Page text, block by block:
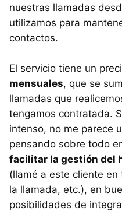
nuestras llamadas
utilizamos para
contactos.
El servicio tiene un
mensuales, que se
llamadas que
tengamos contratada.
intenso, no me parece
pensando sobre todo
facilitar la gestión del
(llamé a este cliente
la llamada, etc.), en
posibilidades de